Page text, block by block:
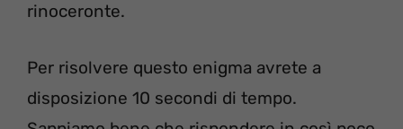
rinoceronte.
Per risolvere questo enigma avrete a
disposizione 10 secondi di tempo.